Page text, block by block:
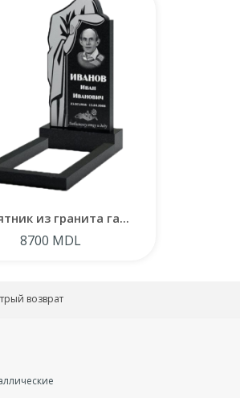
из гранита га...
8700 MDL
возврат